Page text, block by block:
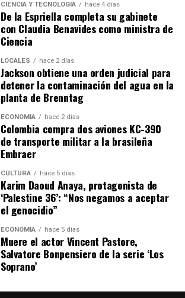
CIENCIA Y TECNOLOGÍA hace 4 días
De la Espriella completa su gabinete
con Claudia Benavides como ministra de
Ciencia
LOCALES hace 2 días
Jackson obtiene una orden judicial para
detener la contaminación del agua en la
planta de Brenntag
ECONOMÍA hace 2 días
Colombia compra dos aviones KC-390
de transporte militar a la brasileña
Embraer
CULTURA hace 5 días
Karim Daoud Anaya, protagonista de
‘Palestine 36’: “Nos negamos a aceptar
el genocidio”
ECONOMÍA hace 5 días
Muere el actor Vincent Pastore,
Salvatore Bonpensiero de la serie ‘Los
Soprano’